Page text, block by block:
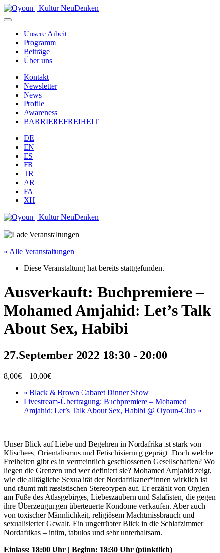
Unsere Arbeit
Programm
Beiträge
Über uns
Kontakt
Newsletter
News
Profile
Awareness
BARRIEREFREIHEIT
DE
EN
ES
FR
TR
AR
FA
XH
« Alle Veranstaltungen
Diese Veranstaltung hat bereits stattgefunden.
Ausverkauft: Buchpremiere –
Mohamed Amjahid: Let’s Talk
About Sex, Habibi
27.September 2022 18:30 - 20:00
8,00€ – 10,00€
« Black & Brown Cabaret Dinner Show
Livestream-Übertragung: Buchpremiere – Mohamed
Amjahid: Let’s Talk About Sex, Habibi @ Oyoun-Club »
Unser Blick auf Liebe und Begehren in Nordafrika ist stark von
Klischees, Orientalismus und Fetischisierung geprägt. Doch welche
Freiheiten gibt es in vermeintlich geschlossenen Gesellschaften? Wo
liegen die Grenzen und wer definiert sie? Mohamed Amjahid zeigt,
wie die alltägliche Sexualität der Nordafrikaner*innen wirklich ist
und räumt mit rassistischen Stereotypen auf. Er erzählt von Orgien
am Fuße des Atlasgebirges, Liebeszaubern und Salafisten, die gegen
ihre Überzeugungen überteuerte Kondome verkaufen. Aber auch
von toxischer Männlichkeit, religiösem Machtmissbrauch und
sexualisierter Gewalt. Ein ungetrübter Blick in die Schlafzimmer
Nordafrikas – intim, tabulos und sehr unterhaltsam.
Einlass: 18:00 Uhr | Beginn: 18:30 Uhr (pünktlich)